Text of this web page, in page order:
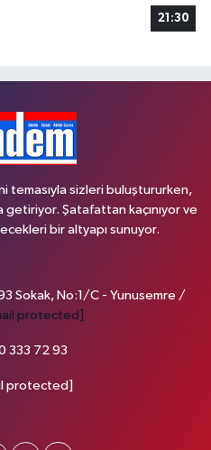
21:30
temasıyla sizleri buluştururken,
Şatafattan kaçınıyor ve
bir altyapı sunuyor.
Sokak, No:1/C - Yunusemre /
protected]
333 72 93
protected]